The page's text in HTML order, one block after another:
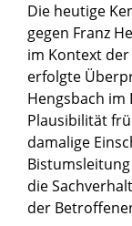
Die heutige
gegen Franz
im Kontext
erfolgte
Hengsbach
Plausibilität
damalige
die
der